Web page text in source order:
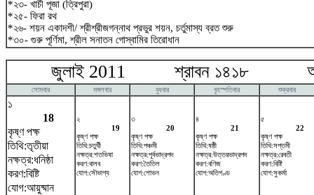
*২৩- খার্চী পূজা (ত্রিপুরা)
*২৫- ফিরা রথ
*২৬- শয়ন একাদশী/ শ্রীশ্রীজগন্নাথ প্রভুর শয়ন, চর্তুমাস্য ব্রত শুরু
*৩০- গুরু পূর্ণিমা, শ্রীল সনাতন গোস্বামির তিরোধান
জুলাই 2011 শ্রাবন ১৪১৮
সোমবার মঙ্গলবার বুধবার বৃহস্পতিবার শুক্রবার
১
18
কৃষ্ণ পক্ষ
তিথি:তৃতীয়া
নক্ষত্র:ধনিষ্ঠা
করণ:বিষ্টি
যোগ:আয়ুষ্মান
২
19
কৃষ্ণ পক্ষ
তিথি:চতুর্থী
নক্ষত্র:শতভিষ‌া
করণ:বালব
যোগ:সৌভাগ্য
৩
20
কৃষ্ণ পক্ষ
তিথি:পঞ্চমী
নক্ষত্র:পূর্বভাদ্রপদ
করণ:তৈতিল
যোগ:শোভন
৪
21
কৃষ্ণ পক্ষ
তিথি:ষষ্ঠী
নক্ষত্র:উত্তরভাদ্রপদ
করণ:বণিজ
যোগ:অতিগণ্ড
৫
22
কৃষ্ণ পক্ষ
তিথি:সপ্তমী
নক্ষত্র:রেবতী
করণ:বিষ্টি
যোগ:সুকর্মা